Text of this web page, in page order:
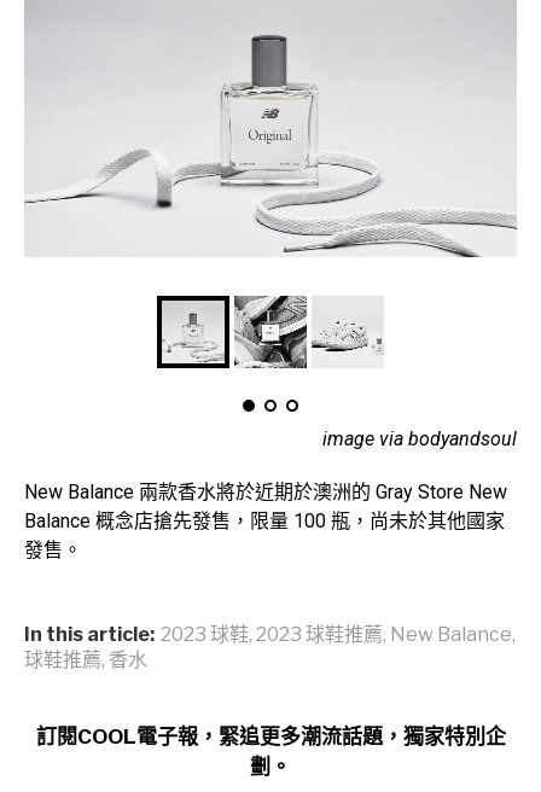
image via bodyandsoul
New Balance 兩款香水將於近期於澳洲的 Gray Store New
Balance 概念店搶先發售，限量 100 瓶，尚未於其他國家
發售。
In this article: 2023 球鞋, 2023 球鞋推薦, New Balance,
球鞋推薦, 香水
訂閱COOL電子報，緊追更多潮流話題，獨家特別企
劃。